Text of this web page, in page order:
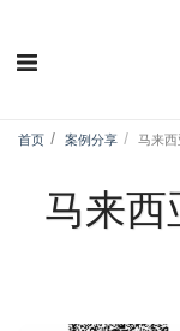
首页 案例分享 马来
马来